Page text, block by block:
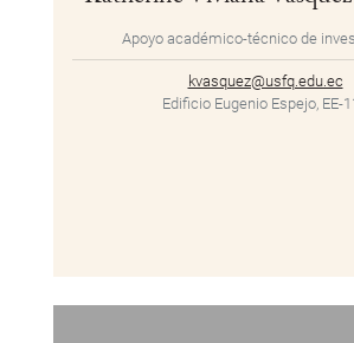
Apoyo académico-técnico de
kvasquez@usfq.edu.ec
Edificio Eugenio Espejo, EE-